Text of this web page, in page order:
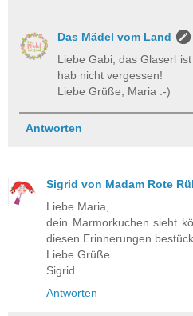
Das Mädel vom Land
Liebe Gabi, das Glaserl
hab nicht vergessen!
Liebe Grüße, Maria :-)
Antworten
Sigrid von Madam Rote
Liebe Maria,
dein Marmorkuchen sieht
diesen Erinnerungen
Liebe Grüße
Sigrid
Antworten